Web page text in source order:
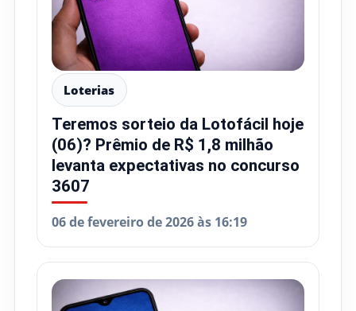
Loterias
Teremos sorteio da Lotofácil hoje
(06)? Prêmio de R$ 1,8 milhão
levanta expectativas no concurso
3607
06 de fevereiro de 2026 às 16:19